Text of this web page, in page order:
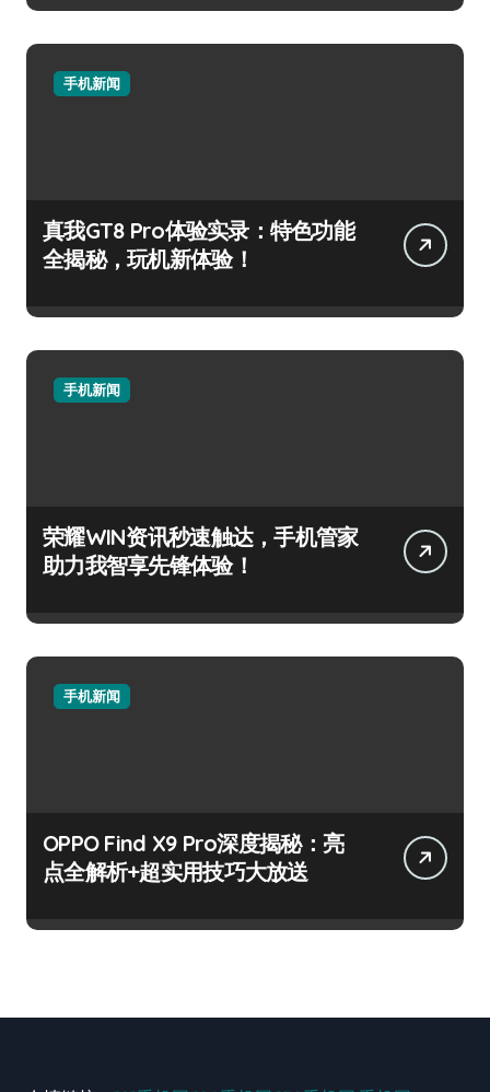
手机新闻
真我GT8 Pro体验实录：特色功能
全揭秘，玩机新体验！
手机新闻
荣耀WIN资讯秒速触达，手机管家
助力我智享先锋体验！
手机新闻
OPPO Find X9 Pro深度揭秘：亮
点全解析+超实用技巧大放送